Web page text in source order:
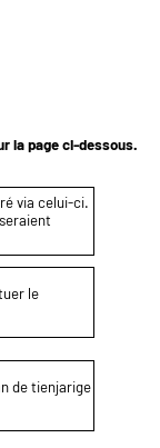
la page ci-dessous.
via celui-ci.
le
de tienjarige